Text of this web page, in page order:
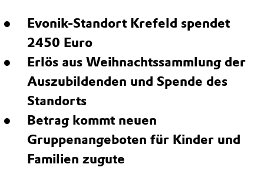
Evonik-Standort Krefeld spendet
2450 Euro
Erlös aus Weihnachtssammlung der
Auszubildenden und Spende des
Standorts
Betrag kommt neuen
Gruppenangeboten für Kinder und
Familien zugute